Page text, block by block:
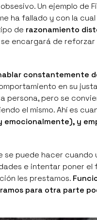
Un ejemplo de
ha fallado y con la
de razonamiento
encargará de
constantemente
en su
persona, pero se
el mismo. Ahí es
emocionalmente), y
se puede hacer
e intentar poner el
les prestamos.
para otra parte